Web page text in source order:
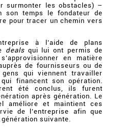
surmonter les obstacles) –
son temps le fondateur de
pour tracer un chemin vers
à l’aide de plans
dealsqui lui ont permis de
en matière
de fournisseurs ou de
qui viennent travailler
financent son opération.
été conclus, ils furent
après génération. Le
améliore et maintient ces
de l’entreprise afin que
suivante.